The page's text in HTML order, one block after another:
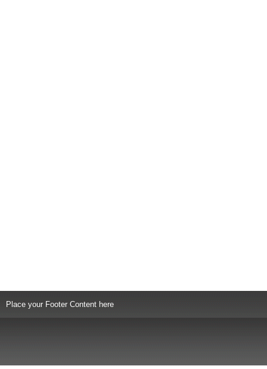
Place your Footer Content here